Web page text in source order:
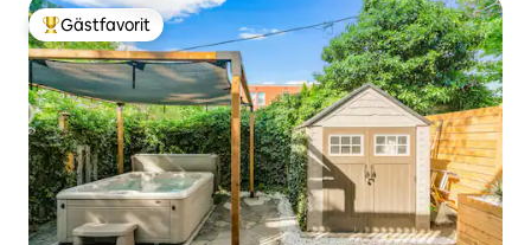
Populär gästfavorit
Gästfavorit